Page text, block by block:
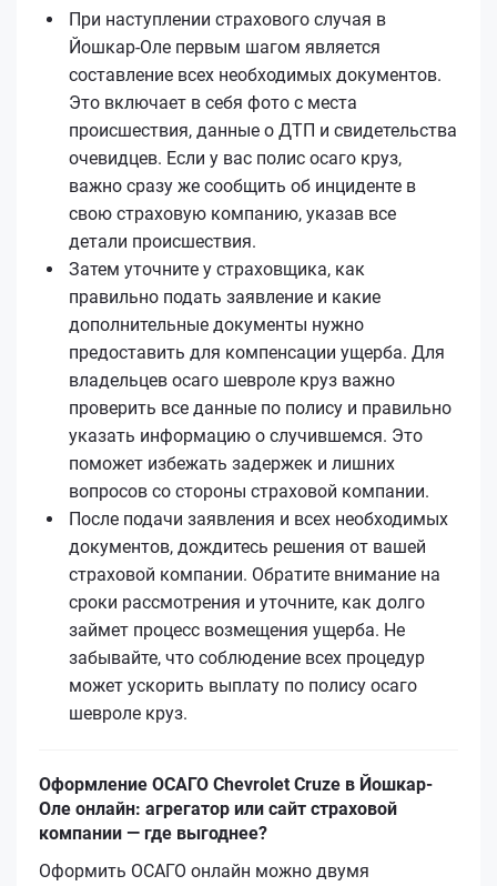
При наступлении страхового случая в
Йошкар-Оле первым шагом является
составление всех необходимых документов.
Это включает в себя фото с места
происшествия, данные о ДТП и свидетельства
очевидцев. Если у вас полис осаго круз,
важно сразу же сообщить об инциденте в
свою страховую компанию, указав все
детали происшествия.
Затем уточните у страховщика, как
правильно подать заявление и какие
дополнительные документы нужно
предоставить для компенсации ущерба. Для
владельцев осаго шевроле круз важно
проверить все данные по полису и правильно
указать информацию о случившемся. Это
поможет избежать задержек и лишних
вопросов со стороны страховой компании.
После подачи заявления и всех необходимых
документов, дождитесь решения от вашей
страховой компании. Обратите внимание на
сроки рассмотрения и уточните, как долго
займет процесс возмещения ущерба. Не
забывайте, что соблюдение всех процедур
может ускорить выплату по полису осаго
шевроле круз.
Оформление ОСАГО Chevrolet Cruze в Йошкар-
Оле онлайн: агрегатор или сайт страховой
компании — где выгоднее?
Оформить ОСАГО онлайн можно двумя